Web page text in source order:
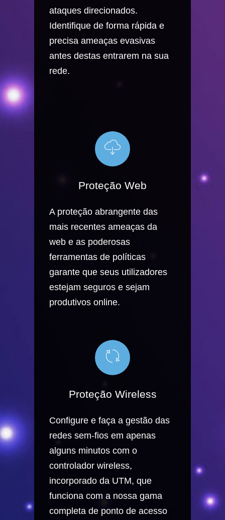
ataques direcionados.
Identifique de forma rápida e
precisa ameaças evasivas
antes destas entrarem na sua
rede.
Proteção Web
A proteção abrangente das
mais recentes ameaças da
web e as poderosas
ferramentas de políticas
garante que seus utilizadores
estejam seguros e sejam
produtivos online.
Proteção Wireless
Configure e faça a gestão das
redes sem-fios em apenas
alguns minutos com o
controlador wireless,
incorporado da UTM, que
funciona com a nossa gama
completa de ponto de acesso